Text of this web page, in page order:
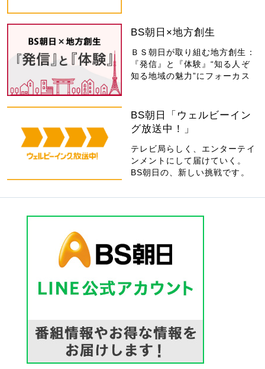
BS朝日×地方創生
ＢＳ朝日が取り組む地方創生：
『発信』と『体験』“知る人ぞ
知る地域の魅力”にフォーカス
BS朝日「ウェルビーイン
グ放送中！」
テレビ局らしく、エンターテイ
ンメントにして届けていく。
BS朝日の、新しい挑戦です。